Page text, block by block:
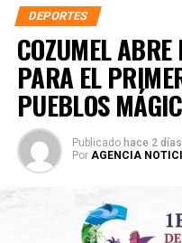
DEPORTES
COZUMEL
PARA EL
PUEBLOS
Publicado hace 2 días
Por AGENCIA